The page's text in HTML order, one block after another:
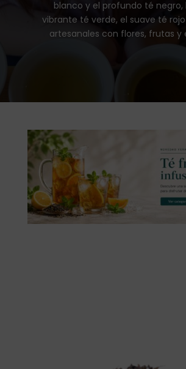
blanco y el profundo té negro,
vibrante té verde, el suave té
artesanales con flores, frutas y